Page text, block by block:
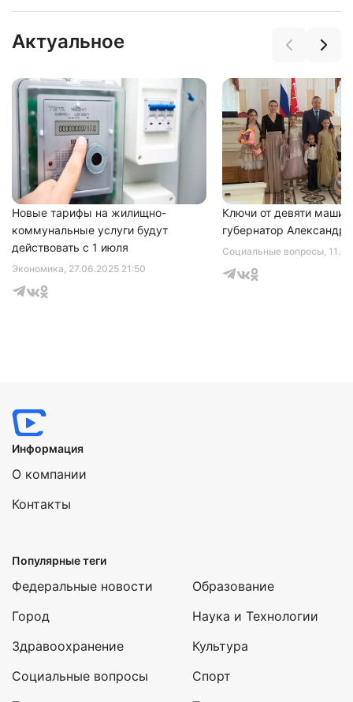
Актуальное
Экономика, 27.06.2025 21:50
Новые тарифы на жилищно-
коммунальные услуги будут
действовать с 1 июля
Социальные вопросы,
Ключи от девяти машин
губернатор Александр
Информация
О компании
Контакты
Популярные теги
Федеральные новости
Город
Здравоохранение
Социальные вопросы
Образование
Наука и Технологии
Культура
Спорт